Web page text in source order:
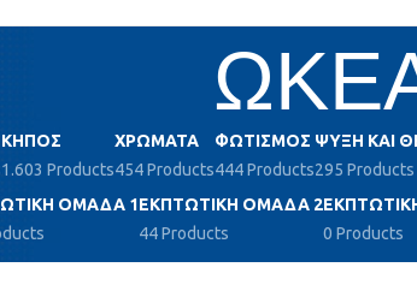
ΚΉΠΟΣ
1.603 Products
ΧΡΏΜΑΤΑ
454 Products
ΦΩΤΙΣΜΌΣ
444 Products
ΨΎΞΗ ΚΑΙ
295 Products
ΟΜΆΔΑ 1ΕΚΠΤΩΤΙΚΉ ΟΜΆΔΑ 2
44 Products
0 Products